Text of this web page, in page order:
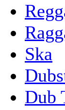
Ska
Dub